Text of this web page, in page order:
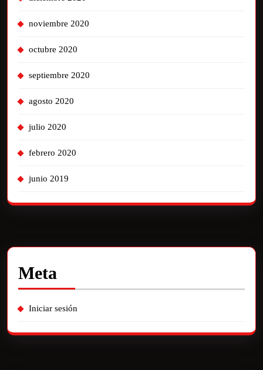
noviembre 2020
octubre 2020
septiembre 2020
agosto 2020
julio 2020
febrero 2020
junio 2019
Meta
Iniciar sesión